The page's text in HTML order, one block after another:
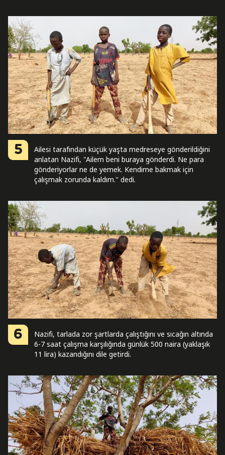
5
Ailesi tarafından küçük yaşta medreseye gönderildiğini
anlatan Nazifi, "Ailem beni buraya gönderdi. Ne para
gönderiyorlar ne de yemek. Kendime bakmak için
çalışmak zorunda kaldım." dedi.
6
Nazifi, tarlada zor şartlarda çalıştığını ve sıcağın altında
6-7 saat çalışma karşılığında günlük 500 naira (yaklaşık
11 lira) kazandığını dile getirdi.